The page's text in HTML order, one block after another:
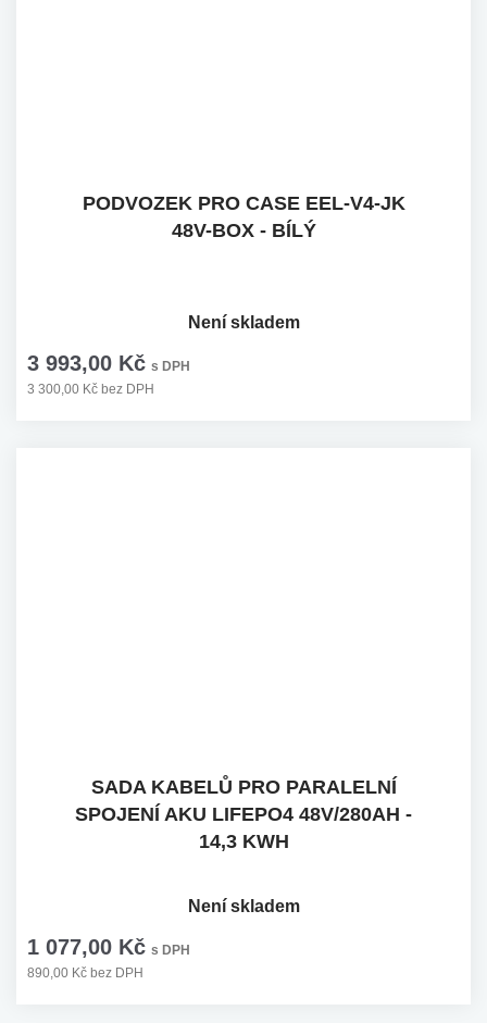
PODVOZEK PRO CASE EEL-V4-JK
48V-BOX - BÍLÝ
3 993,00 Kč s DPH
3 300,00 Kč bez DPH
Není skladem
SADA KABELŮ PRO PARALELNÍ
SPOJENÍ AKU LIFEPO4 48V/280AH -
14,3 KWH
1 077,00 Kč s DPH
890,00 Kč bez DPH
Není skladem